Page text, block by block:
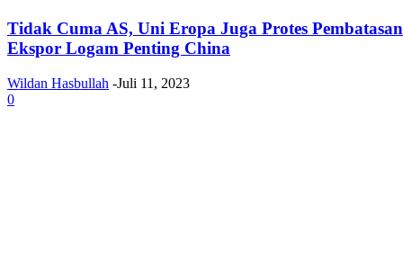
Tidak Cuma AS, Uni Eropa Juga Protes Pembatasan
Ekspor Logam Penting China
Wildan Hasbullah -Juli 11, 2023
0